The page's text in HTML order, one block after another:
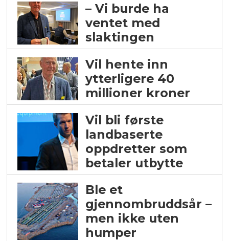
– Vi burde ha
ventet med
slaktingen
Vil hente inn
ytterligere 40
millioner kroner
Vil bli første
landbaserte
oppdretter som
betaler utbytte
Ble et
gjennombruddsår –
men ikke uten
humper